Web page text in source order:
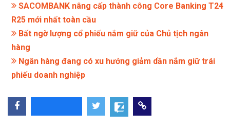
SACOMBANK nâng cấp thành công Core Banking T24
R25 mới nhất toàn cầu
Bất ngờ lượng cổ phiếu nắm giữ của Chủ tịch ngân
hàng
Ngân hàng đang có xu hướng giảm dần nắm giữ trái
phiếu doanh nghiệp